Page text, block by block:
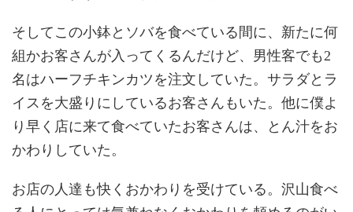
そしてこの小鉢とソバを食べている間に、新たに何
組かお客さんが入ってくるんだけど、男性客でも2
名はハーフチキンカツを注文していた。サラダとラ
イスを大盛りにしているお客さんもいた。他に僕よ
り早く店に来て食べていたお客さんは、とん汁をお
かわりしていた。
お店の人達も快くおかわりを受けている。沢山食べ